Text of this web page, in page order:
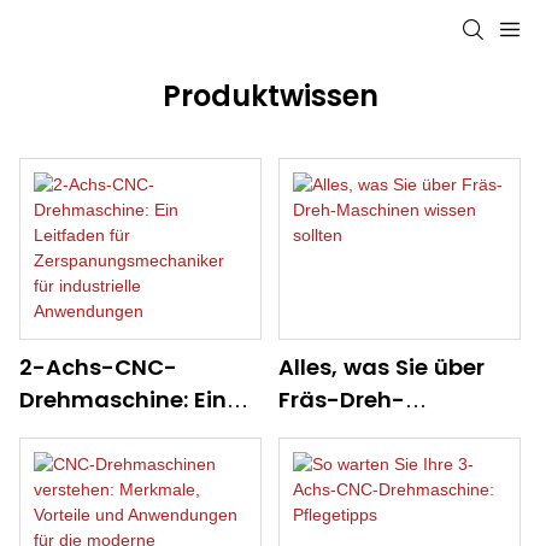
Produktwissen
2-Achs-CNC-
Drehmaschine: Ein
Leitfaden für
Zerspanungsmechan
iker für industrielle
Anwendungen
Alles, was Sie über
Fräs-Dreh-
Maschinen wissen
sollten